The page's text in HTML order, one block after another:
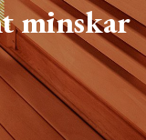
minskar